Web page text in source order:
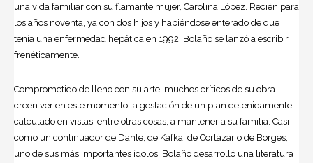
una vida familiar con su flamante mujer, Carolina López. Recién para
los años noventa, ya con dos hijos y habiéndose enterado de que
tenía una enfermedad hepática en 1992, Bolaño se lanzó a escribir
frenéticamente.
Comprometido de lleno con su arte, muchos críticos de su obra
creen ver en este momento la gestación de un plan detenidamente
calculado en vistas, entre otras cosas, a mantener a su familia. Casi
como un continuador de Dante, de Kafka, de Cortázar o de Borges,
uno de sus más importantes ídolos, Bolaño desarrolló una literatura